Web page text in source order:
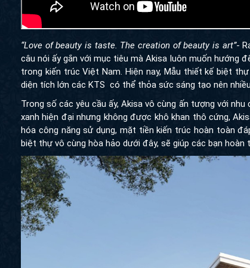
“Love of beauty is taste. The creation of beauty is art”-
câu nói ấy gắn với mục tiêu mà Akisa luôn muốn hướng
trong kiến trúc Việt Nam. Hiện nay, Mẫu thiết kế biệt
diện tích lớn các KTS có thể thỏa sức sáng tạo nên
Trong số các yêu cầu ấy, Akisa vô cùng ấn tượng với
xanh hiện đại nhưng không được khô khan thô cứng,
hóa công năng sử dụng, mặt tiền kiến trúc hoàn toàn
biệt thự vô cùng hòa hảo dưới đây, sẽ giúp các bạn